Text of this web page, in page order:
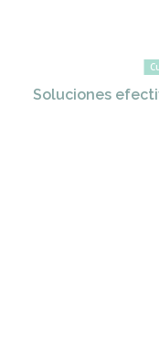
Soluciones